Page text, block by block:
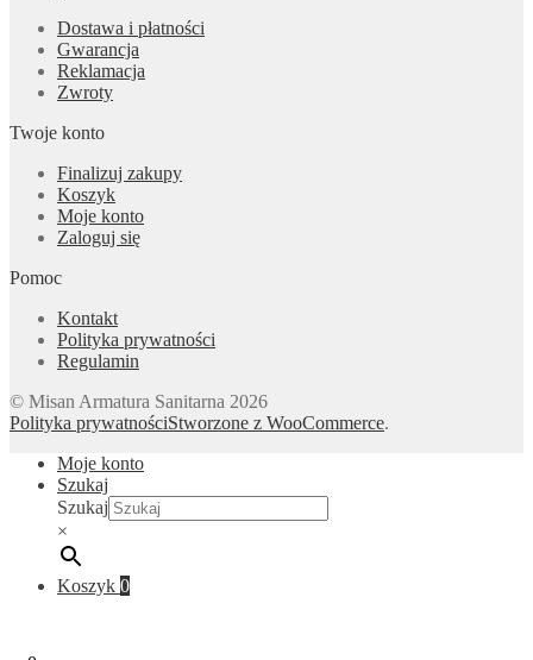
Dostawa i płatności
Gwarancja
Reklamacja
Zwroty
Twoje konto
Finalizuj zakupy
Koszyk
Moje konto
Zaloguj się
Pomoc
Kontakt
Polityka prywatności
Regulamin
© Misan Armatura Sanitarna 2026
Polityka prywatnościStworzone z WooCommerce.
Moje konto
Szukaj
Szukaj
×
Koszyk 0